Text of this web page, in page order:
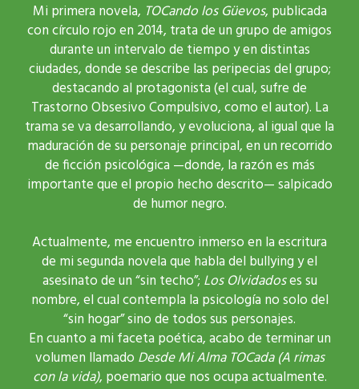
Mi primera novela, TOCando los Güevos, publicada
con círculo rojo en 2014, trata de un grupo de amigos
durante un intervalo de tiempo y en distintas
ciudades, donde se describe las peripecias del grupo;
destacando al protagonista (el cual, sufre de
Trastorno Obsesivo Compulsivo, como el autor). La
trama se va desarrollando, y evoluciona, al igual que la
maduración de su personaje principal, en un recorrido
de ficción psicológica —donde, la razón es más
importante que el propio hecho descrito— salpicado
de humor negro.
Actualmente, me encuentro inmerso en la escritura
de mi segunda novela que habla del bullying y el
asesinato de un “sin techo”; Los Olvidadoses su
nombre, el cual contempla la psicología no solo del
“sin hogar” sino de todos sus personajes.
En cuanto a mi faceta poética, acabo de terminar un
volumen llamado Desde Mi Alma TOCada (A rimas
con la vida), poemario que nos ocupa actualmente.